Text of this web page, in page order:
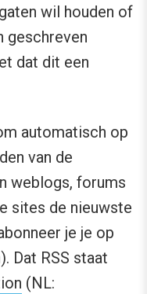
wil houden of
geschreven
dat dit een
automatisch op
van de
weblogs, forums
sites de nieuwste
je je op
Dat RSS staat
(NL: